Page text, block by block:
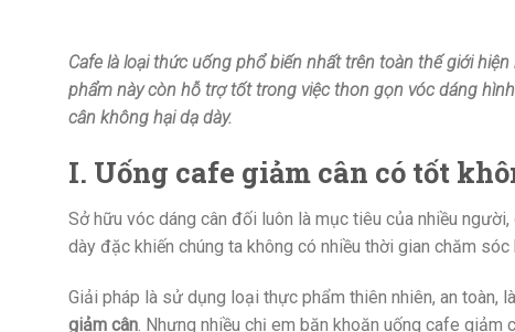
Cafe là loại thức uống phổ biến nhất trên toàn thế giới
phẩm này còn hỗ trợ tốt trong việc thon gọn vóc dáng
cân không hại dạ dày.
I. Uống cafe giảm cân có tốt
Sở hữu vóc dáng cân đối luôn là mục tiêu của nhiều
dày đặc khiến chúng ta không có nhiều thời gian chăm sóc
Giải pháp là sử dụng loại thực phẩm thiên nhiên, an toàn,
giảm cân . Nhưng nhiều chị em băn khoăn uống cafe giảm